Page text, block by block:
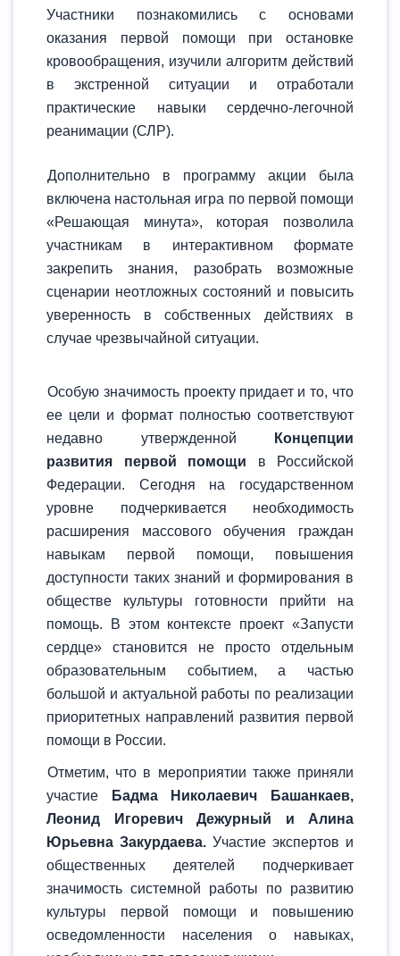
Участники познакомились с основами
оказания первой помощи при остановке
кровообращения, изучили алгоритм действий
в экстренной ситуации и отработали
практические навыки сердечно-легочной
реанимации (СЛР).
Дополнительно в программу акции была
включена настольная игра по первой помощи
«Решающая минута», которая позволила
участникам в интерактивном формате
закрепить знания, разобрать возможные
сценарии неотложных состояний и повысить
уверенность в собственных действиях в
случае чрезвычайной ситуации.
Особую значимость проекту придает и то, что
ее цели и формат полностью соответствуют
недавно утвержденной
Концепции
развития первой помощи в Российской
Федерации. Сегодня на государственном
уровне подчеркивается необходимость
расширения массового обучения граждан
навыкам первой помощи, повышения
доступности таких знаний и формирования в
обществе культуры готовности прийти на
помощь. В этом контексте проект «Запусти
сердце» становится не просто отдельным
образовательным событием, а частью
большой и актуальной работы по реализации
приоритетных направлений развития первой
помощи в России.
Отметим, что в мероприятии также приняли
участие
Бадма Николаевич Башанкаев,
Леонид Игоревич Дежурный и Алина
Юрьевна Закурдаева. Участие экспертов и
общественных деятелей подчеркивает
значимость системной работы по развитию
культуры первой помощи и повышению
осведомленности населения о навыках,